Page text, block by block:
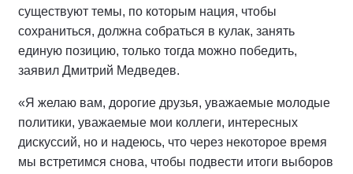
существуют темы, по которым нация, чтобы
сохраниться, должна собраться в кулак, занять
единую позицию, только тогда можно победить,
заявил Дмитрий Медведев.
«Я желаю вам, дорогие друзья, уважаемые молодые
политики, уважаемые мои коллеги, интересных
дискуссий, но и надеюсь, что через некоторое время
мы встретимся снова, чтобы подвести итоги выборов